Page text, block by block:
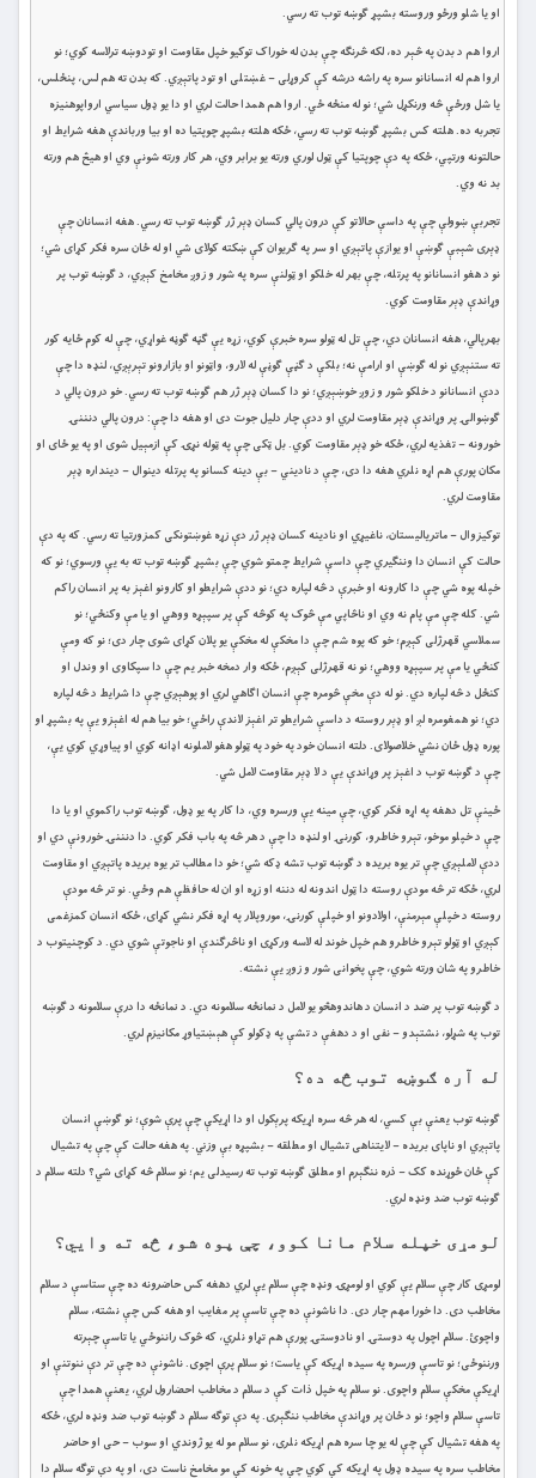
او یا شلو ورځو وروسته بشپړ ګوښه توب ته رسي.
اروا هم د بدن په څېر ده، لکه څرنګه چې بدن له خوراک توکیو خپل مقاومت او تودوښه ترلاسه کوي؛ نو
اروا هم له انسانانو سره په راشه درشه کې کروړلی – غښتلی او تود پاتېږي. که بدن ته هم لس، پنځلس،
یا شل ورځې څه ورنکړل شي؛ نو له منځه ځي. اروا هم همدا حالت لري او دا یو ډول سیاسي ارواپوهنیزه
تجربه ده. هلته کس بشپړ ګوښه توب ته رسي، ځکه هلته بشپړ چوپتیا ده او بیا ورباندې هغه شرایط او
حالتونه ورتپي، ځکه په دې چوپتیا کې ټول لوري ورته یو برابر وي، هر کار ورته شونې وي او هیڅ هم ورته
بد نه وي.
تجربې ښوولې چې په داسې حالاتو کې درون پالي کسان ډېر ژر ګوښه توب ته رسي. هغه انسانان چې
ډېری شېبې ګوښې او یوازې پاتېږي او سر په ګریوان کې ښکته کولای شي او له ځان سره فکر کړای شي؛
نو د هغو انسانانو په پرتله، چې بهر له خلکو او ټولنې سره په شور و زوږ مخامخ کېږي، د ګوښه توب پر
وړاندې ډېر مقاومت کوي.
بهرپالي، هغه انسانان دي، چې تل له ټولو سره خبرې کوي، زړه یې ګڼه ګوڼه غواړي، چې له کوم ځایه کور
ته ستنېږي نو له ګوښې او ارامې نه؛ بلکې د ګڼې ګوڼې له لارو، واټونو او بازارونو تېرېږي، لنډه دا چې
ددې انسانانو د خلکو شور و زوږ خوښېږي؛ نو دا کسان ډېر ژر هم ګوښه توب ته رسي. خو درون پالي د
ګوښوالۍ پر وړاندې ډېر مقاومت لري او ددې چار دلیل جوت دی او هغه دا چې: درون پالي دنننۍ
خورونه – تغذیه لري، ځکه خو ډېر مقاومت کوي. بل ټکی چې په ټوله نړۍ کې ازمېیل شوی او په یو ځای او
مکان پورې هم اړه نلري هغه دا دی، چې د نادیني – بې دینه کسانو په پرتله دینوال – دینداره ډېر
مقاومت لري.
توکیزوال – ماتریالیستان، ناغیړي او نادینه کسان ډېر ژر دې زړه غوښتونکی کمزورتیا ته رسي. که په دې
حالت کې انسان دا وننګيري چې داسې شرایط چمتو شوي چې بشپړ ګوښه توب ته به يې ورسوي؛ نو که
خپله پوه شي چې دا کارونه او خبرې د څه لپاره دي؛ نو ددې شرايطو او کارونو اغېز به پر انسان راکم
شي. کله چې مې پام نه وي او ناڅاپي مې څوک په کوڅه کې پر سپېړه ووهي او یا مې وکنځي؛ نو
سملاسي قهرژلی کېږم؛ خو که پوه شم چې دا مخکې له مخکې یو پلان کړای شوی چار دی؛ نو که ومې
کنځي یا مې پر سپېړه ووهي؛ نو نه قهرژلی کېږم، ځکه وار دمخه خبر یم چې دا سپکاوی او وندل او
کنځل د څه لپاره دي. نو له دې مخې څومره چې انسان اګاهي لري او پوهېږي چې دا شرایط د څه لپاره
دي؛ نو همغومره لږ او ډېر روسته د داسې شرایطو تر اغېز لاندې راځي؛ خو بیا هم له اغېزو يې په بشپړ او
پوره ډول ځان نشي خلاصولای. دلته انسان خود په خود په ټولو هغو لاملونه اډانه کوي او پیاوړي کوي يې،
چې د ګوښه توب د اغېز پر وړاندې یې د لا ډېر مقاومت لامل شي.
ځینې تل دهغه په اړه فکر کوي، چې مینه یې ورسره وي، دا کار په يو ډول، ګوښه توب راکموي او یا دا
چې د خپلو موخو، تېرو خاطرو، کورنۍ او لنډه دا چې د هر څه په باب فکر کوي. دا دنننۍ خورونې دي او
ددې لاملېږي چې تر یوه بریده د ګوښه توب تشه ډکه شي؛ خو دا مطالب تر یوه بریده پاتېږي او مقاومت
لري، ځکه تر څه مودې روسته دا ټول اندونه له دننه او زړه او ان له حافظې هم وځي. نو تر څه مودې
روسته د خپلې مېرمنې، اولادونو او خپلې کورنۍ، موروپلار په اړه فکر نشي کړای، ځکه انسان کمزغمی
کېږي او ټولو تېرو خاطرو هم خپل خوند له لاسه ورکړی او ناڅرګندې او ناجوتې شوي دي. د کوچنیتوب د
خاطرو په شان ورته شوي، چې پخوانی شور و زوږ یې نشته.
د ګوښه توب پر ضد د انسان د هاندوهڅو یو لامل د نمانځه سلامونه دي. د نمانځه دا درې سلامونه د ګوښه
توب په شړلو، نشتېدو – نفی او د دهغې د تشې په ډکولو کې هېښتیاوړ مکانیزم لري.
له آره ګوښه توب څه ده؟
ګوښه توب یعنې بې کسي، له هر څه سره اړیکه پرېکول او دا اړیکې چې پرې شوې؛ نو ګوښې انسان
پاتېږي او ناپای بریده – لایتناهی تشیال او مطلقه – بشپړه بې وزني. په هغه حالت کې چې په تشیال
کې ځان ځوړنده کک – ذره ننګېرم او مطلق ګوښه توب ته رسیدلی یم؛ نو سلام څه کړای شي؟ دلته سلام د
ګوښه توب ضد ونډه لري.
لومړی خپله سلام مانا کوو، چې پوه شو، څه ته وايي؟
لومړی کار چې سلام يې کوي او لومړۍ ونډه چې سلام یې لري دهغه کس حاضرونه ده چې ستاسې د سلام
مخاطب دی. دا خورا مهم چار دی. دا ناشونې ده چې تاسې پر مغایب او هغه کس چې نشته، سلام
واچوئ. سلام اچول په دوستۍ او نادوستۍ پورې هم تړاو نلري، که څوک راننوځي یا تاسې چېرته
ورننوځی؛ نو تاسې ورسره په سیده اړیکه کې یاست؛ نو سلام پرې اچوی. ناشونې ده چې تر دې ننوتنې او
اړیکې مخکې سلام واچوی. نو سلام په خپل ذات کې د سلام د مخاطب احضارول لري، یعنې همدا چې
تاسې سلام واچو؛ نو د ځان پر وړاندې مخاطب ننګېری. په دې توګه سلام د ګوښه توب ضد ونډه لري، ځکه
په هغه تشیال کې چې له یو چا سره هم اړیکه نلری، نو سلام مو له یو ژوندي او سوب – حی او حاضر
مخاطب سره په سیده ډول په اړیکه کې کوي چې په خونه کې مو مخامخ ناست دی، او په دې توګه سلام دا